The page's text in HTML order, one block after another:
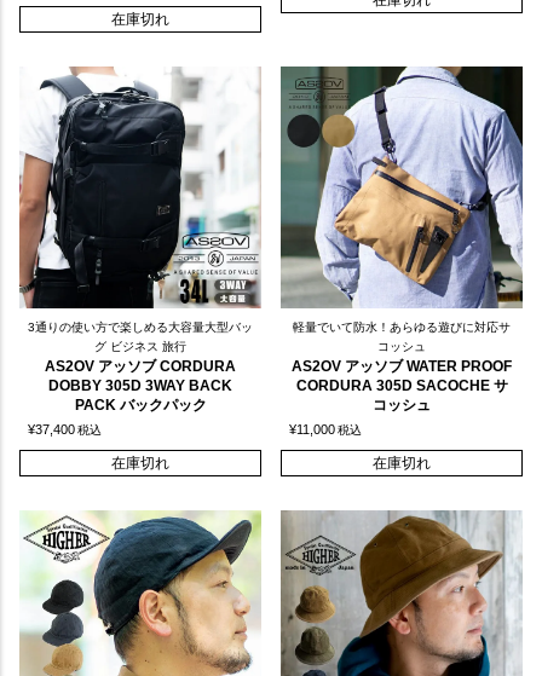
在庫切れ
3通りの使い方で楽しめる大容量大型バッ
グ ビジネス 旅行
AS2OV アッソブ CORDURA
DOBBY 305D 3WAY BACK
PACK バックパック
¥37,400税込
在庫切れ
軽量でいて防水！あらゆる遊びに対応サ
コッシュ
AS2OV アッソブ WATER PROOF
CORDURA 305D SACOCHE サ
コッシュ
¥11,000税込
在庫切れ